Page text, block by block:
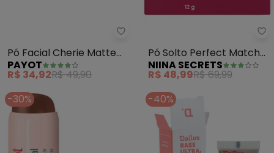
Payot - Pó Facial Cherie Matte
Pó Facial Cherie Matte
(Cor 2)
PAYOT
R$ 34,92R$ 49,90
Pó Solto Perfect Match
(Cor 3)
NIINA SECRETS
R$ 48,99R$ 69,99
-30%
-40%